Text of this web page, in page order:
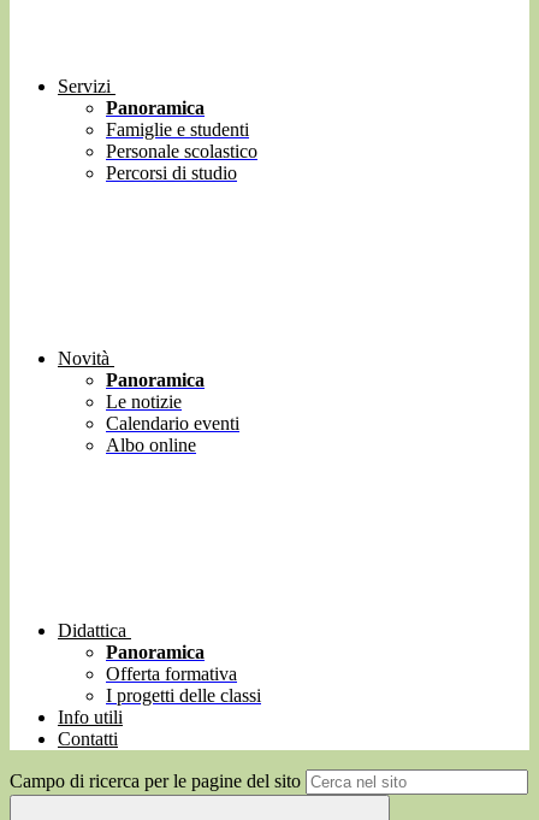
Servizi
Panoramica
Famiglie e studenti
Personale scolastico
Percorsi di studio
Novità
Panoramica
Le notizie
Calendario eventi
Albo online
Didattica
Panoramica
Offerta formativa
I progetti delle classi
Info utili
Contatti
Campo di ricerca per le pagine del sito